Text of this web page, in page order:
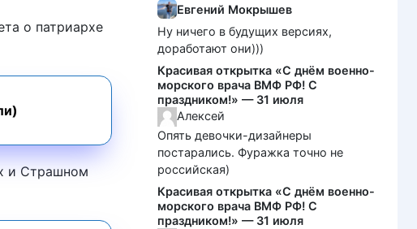
о патриархе
и Страшном
Евгений Мокрышев
Ну ничего в будущих версиях,
доработают они)))
Красивая открытка «С днём военно-
морского врача ВМФ РФ! С
праздником!» — 31 июля
Алексей
Опять девочки-дизайнеры
постарались. Фуражка точно не
российская)
Красивая открытка «С днём военно-
морского врача ВМФ РФ! С
праздником!» — 31 июля